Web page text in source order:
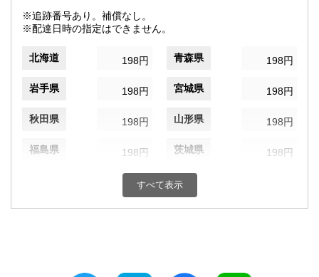
※追跡番号あり。補償なし。
※配達日時の指定はできません。
北海道 198円 青森県 198円
岩手県 198円 宮城県 198円
秋田県 198円 山形県 198円
福島県 198円 茨城県 198円
198円 群馬県
埼玉県 千葉県
富山県
すべて表示